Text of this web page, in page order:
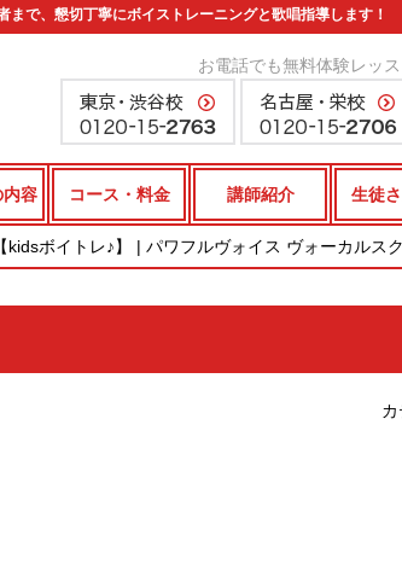
で、懇切丁寧にボイストレーニングと歌唱指導します！
お電話でも無料体験レッ
内容 コース・料金 講師紹介 生徒
kidsボイトレ♪】 | パワフルヴォイス ヴォーカルス